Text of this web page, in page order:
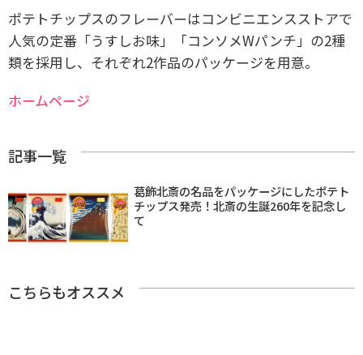
ポテトチップスのフレーバーはコンビニエンスストアで
人気の定番「うすしお味」「コンソメWパンチ」の2種
類を採用し、それぞれ2作品のパッケージを用意。
ホームページ
記事一覧
葛飾北斎の名品をパッケージにしたポテト
チップス発売！北斎の生誕260年を記念し
て
こちらもオススメ